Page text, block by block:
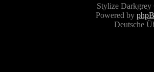
Stylize
Powered by
Deutsche